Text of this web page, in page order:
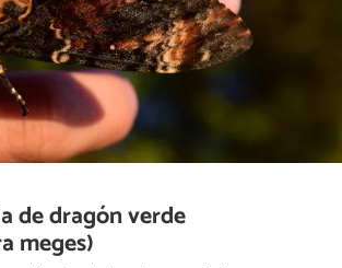
de dragón verde
meges)